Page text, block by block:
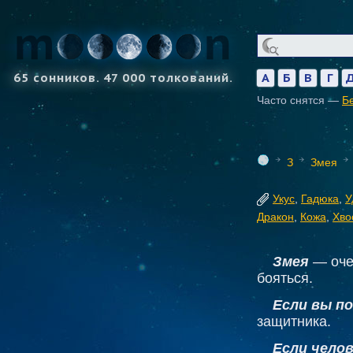
65 сонников. 47 000 толкований. А Б В Г
Часто снятся —
З Змея
Укус Гадюка
Дракон
Кожа ,
Змея —
бояться.
Если вы
защитника.
Если